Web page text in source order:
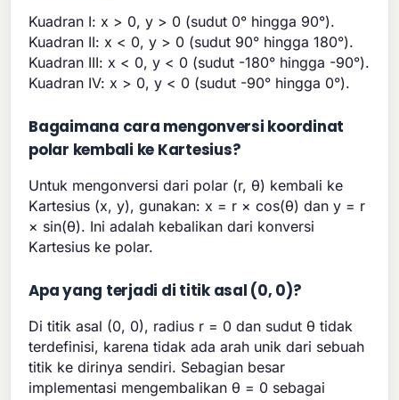
Kuadran I: x > 0, y > 0 (sudut 0° hingga 90°).
Kuadran II: x < 0, y > 0 (sudut 90° hingga 180°).
Kuadran III: x < 0, y < 0 (sudut -180° hingga -90°).
Kuadran IV: x > 0, y < 0 (sudut -90° hingga 0°).
Bagaimana cara mengonversi koordinat
polar kembali ke Kartesius?
Untuk mengonversi dari polar (r, θ) kembali ke
Kartesius (x, y), gunakan: x = r × cos(θ) dan y = r
× sin(θ). Ini adalah kebalikan dari konversi
Kartesius ke polar.
Apa yang terjadi di titik asal (0, 0)?
Di titik asal (0, 0), radius r = 0 dan sudut θ tidak
terdefinisi, karena tidak ada arah unik dari sebuah
titik ke dirinya sendiri. Sebagian besar
implementasi mengembalikan θ = 0 sebagai